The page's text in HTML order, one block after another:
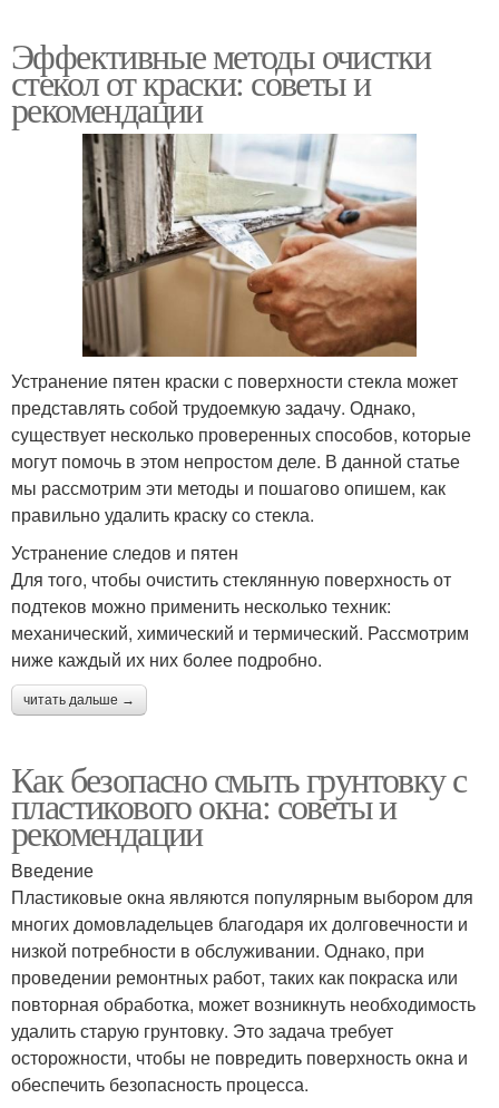
Эффективные методы очистки
стекол от краски: советы и
рекомендации
Устранение пятен краски с поверхности стекла может
представлять собой трудоемкую задачу. Однако,
существует несколько проверенных способов, которые
могут помочь в этом непростом деле. В данной статье
мы рассмотрим эти методы и пошагово опишем, как
правильно удалить краску со стекла.
Устранение следов и пятен
Для того, чтобы очистить стеклянную поверхность от
подтеков можно применить несколько техник:
механический, химический и термический. Рассмотрим
ниже каждый их них более подробно.
читать дальше →
Как безопасно смыть грунтовку с
пластикового окна: советы и
рекомендации
Введение
Пластиковые окна являются популярным выбором для
многих домовладельцев благодаря их долговечности и
низкой потребности в обслуживании. Однако, при
проведении ремонтных работ, таких как покраска или
повторная обработка, может возникнуть необходимость
удалить старую грунтовку. Это задача требует
осторожности, чтобы не повредить поверхность окна и
обеспечить безопасность процесса.